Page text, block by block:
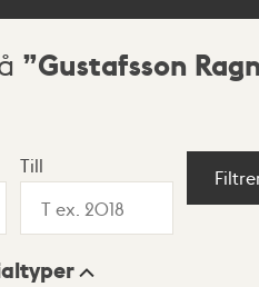
Gustafsson
Till